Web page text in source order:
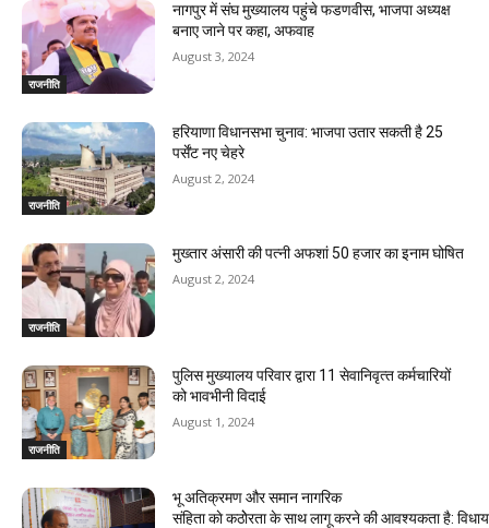
राजनीति
नागपुर में संघ मुख्यालय पहुंचे फडणवीस, भाजपा अध्यक्ष
बनाए जाने पर कहा, अफवाह
August 3, 2024
राजनीति
हरियाणा विधानसभा चुनाव: भाजपा उतार सकती है 25
पर्सेंट नए चेहरे
August 2, 2024
राजनीति
मुख्तार अंसारी की पत्नी अफशां 50 हजार का इनाम घोषित
August 2, 2024
राजनीति
पुलिस मुख्यालय परिवार द्वारा 11 सेवानिवृत्‍त कर्मचारियों
को भावभीनी विदाई
August 1, 2024
भू अतिक्रमण और समान नागरिक
संहिता काे कठाेेरता के साथ लागू करने की आवश्यकता है: